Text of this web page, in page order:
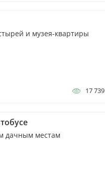
и музея-квартиры
17 739
дачным местам